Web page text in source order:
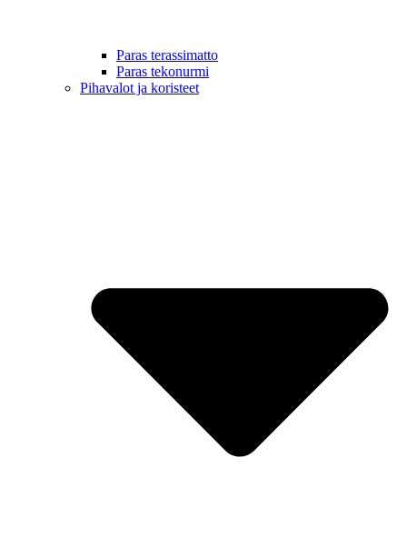
Paras terassimatto
Paras tekonurmi
Pihavalot ja koristeet